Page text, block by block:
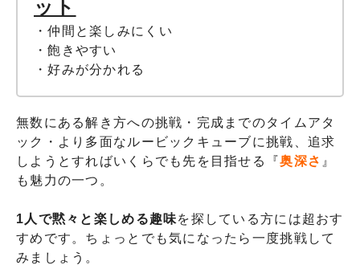
ット
・仲間と楽しみにくい
・飽きやすい
・好みが分かれる
無数にある解き方への挑戦・完成までのタイムアタ
ック・より多面なルービックキューブに挑戦、追求
しようとすればいくらでも先を目指せる『奥深さ 』
も魅力の一つ。
1人で黙々と楽しめる趣味を探している方には超おす
すめです。ちょっとでも気になったら一度挑戦して
みましょう。